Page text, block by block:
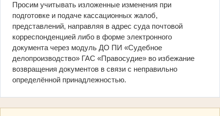
Просим учитывать изложенные изменения при
подготовке и подаче кассационных жалоб,
представлений, направляя в адрес суда почтовой
корреспонденцией либо в форме электронного
документа через модуль ДО ПИ «Судебное
делопроизводство» ГАС «Правосудие» во избежание
возвращения документов в связи с неправильно
определённой принадлежностью.